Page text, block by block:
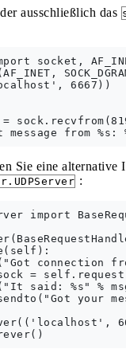
ausschließlich das
socket,
6667))
Sie eine alternative
:
import
connection
= self.request
said: %s" %
your